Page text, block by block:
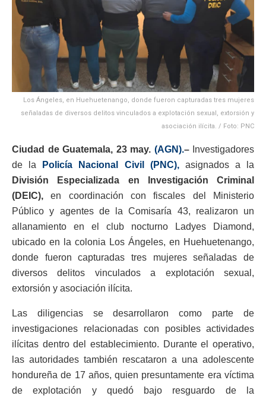
Los Ángeles, en Huehuetenango, donde fueron capturadas tres mujeres
señaladas de diversos delitos vinculados a explotación sexual, extorsión y
asociación ilícita. / Foto: PNC
Ciudad de Guatemala, 23 may. (AGN).– Investigadores
de la
Policía Nacional Civil (PNC),asignados a la
División Especializada en Investigación Criminal
(DEIC), en coordinación con fiscales del Ministerio
Público y agentes de la Comisaría 43, realizaron un
allanamiento en el club nocturno Ladyes Diamond,
ubicado en la colonia Los Ángeles, en Huehuetenango,
donde fueron capturadas tres mujeres señaladas de
diversos delitos vinculados a explotación sexual,
extorsión y asociación ilícita.
Las diligencias se desarrollaron como parte de
investigaciones relacionadas con posibles actividades
ilícitas dentro del establecimiento. Durante el operativo,
las autoridades también rescataron a una adolescente
hondureña de 17 años, quien presuntamente era víctima
de explotación y quedó bajo resguardo de la